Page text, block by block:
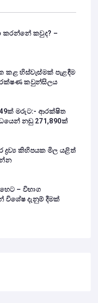
කරන්නේ කවුද? –
කළ හිස්වැස්මක් පැළඳීම
කවුන්සිලය
මරුට:- ආරක්ෂිත
නඩු 271,890ක්
ද්‍රව්‍ය කිහිපයක මිල යළිත්
– විභාග
විශේෂ දැනුම් දීමක්